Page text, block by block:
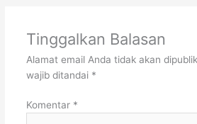
Tinggalkan Balasan
Alamat email Anda tidak akan
wajib ditandai *
Komentar *